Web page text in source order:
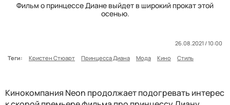
Фильм о принцессе Диане выйдет в широкий прокат этой
осенью.
26.08.2021 / 10:00
Теги:
Кристен Стюарт Принцесса Диана Мода Кино Стиль
Кинокомпания Neon продолжает подогревать интерес